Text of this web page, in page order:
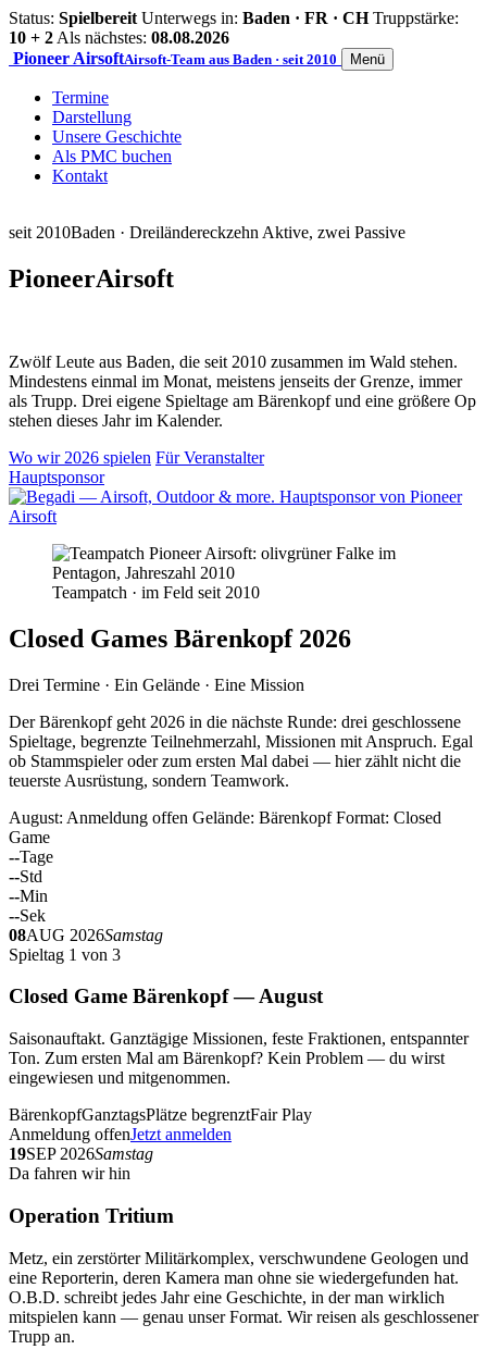
Status: Spielbereit Unterwegs in: Baden · FR · CH Truppstärke:
10 + 2 Als nächstes: 08.08.2026
Pioneer AirsoftAirsoft-Team aus Baden · seit 2010 Menü
Termine
Darstellung
Unsere Geschichte
Als PMC buchen
Kontakt
seit 2010Baden · Dreiländereckzehn Aktive, zwei Passive
PioneerAirsoft
Zwölf Leute aus Baden, die seit 2010 zusammen im Wald stehen.
Mindestens einmal im Monat, meistens jenseits der Grenze, immer
als Trupp. Drei eigene Spieltage am Bärenkopf und eine größere Op
stehen dieses Jahr im Kalender.
Wo wir 2026 spielen Für Veranstalter
Hauptsponsor
Teampatch · im Feld seit 2010
Closed Games Bärenkopf 2026
Drei Termine · Ein Gelände · Eine Mission
Der Bärenkopf geht 2026 in die nächste Runde: drei geschlossene
Spieltage, begrenzte Teilnehmerzahl, Missionen mit Anspruch. Egal
ob Stammspieler oder zum ersten Mal dabei — hier zählt nicht die
teuerste Ausrüstung, sondern Teamwork.
August: Anmeldung offen Gelände: Bärenkopf Format: Closed
Game
--Tage
--Std
--Min
--Sek
08AUG 2026Samstag
Spieltag 1 von 3
Closed Game Bärenkopf — August
Saisonauftakt. Ganztägige Missionen, feste Fraktionen, entspannter
Ton. Zum ersten Mal am Bärenkopf? Kein Problem — du wirst
eingewiesen und mitgenommen.
BärenkopfGanztagsPlätze begrenztFair Play
Anmeldung offenJetzt anmelden
19SEP 2026Samstag
Da fahren wir hin
Operation Tritium
Metz, ein zerstörter Militärkomplex, verschwundene Geologen und
eine Reporterin, deren Kamera man ohne sie wiedergefunden hat.
O.B.D. schreibt jedes Jahr eine Geschichte, in der man wirklich
mitspielen kann — genau unser Format. Wir reisen als geschlossener
Trupp an.